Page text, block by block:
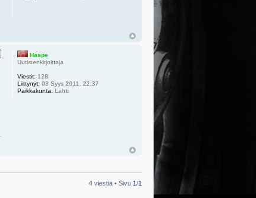
Haspe
Uutistenkirjoittaja
Viestit: 128
Liittynyt: 03 Syys 2011, 22:37
Paikkakunta: Lahti
4 viestiä • Sivu 1 /1